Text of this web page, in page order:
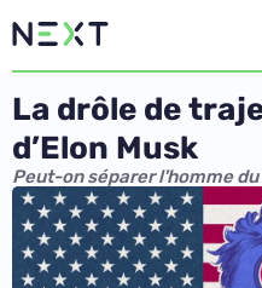
La drôle de
d’Elon Musk
Peut-on séparer l'homme du